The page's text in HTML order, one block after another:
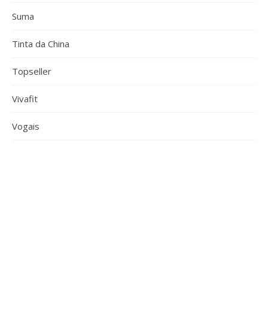
Suma
Tinta da China
Topseller
Vivafit
Vogais